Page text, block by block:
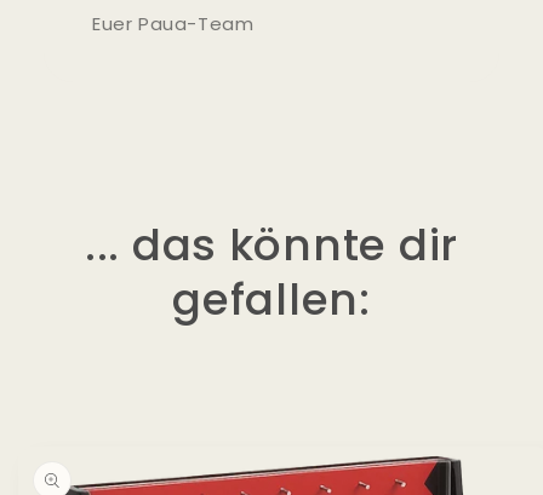
Euer Paua-Team
... das könnte dir
gefallen: